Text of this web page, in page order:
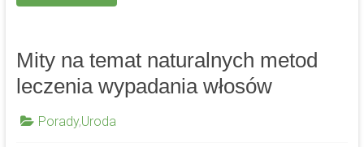
Mity na temat naturalnych metod
leczenia wypadania włosów
Porady,Uroda